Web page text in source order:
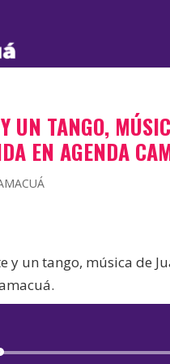
UN TANGO,
EN AGENDA
y un tango, música de